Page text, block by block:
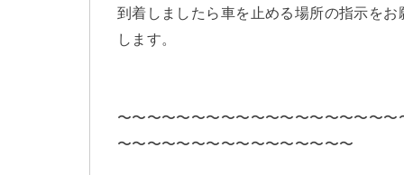
到着しましたら車を止める場所の指示をお
します。
〜〜〜〜〜〜〜〜〜〜〜〜〜〜〜〜〜〜〜
〜〜〜〜〜〜〜〜〜〜〜〜〜〜〜〜